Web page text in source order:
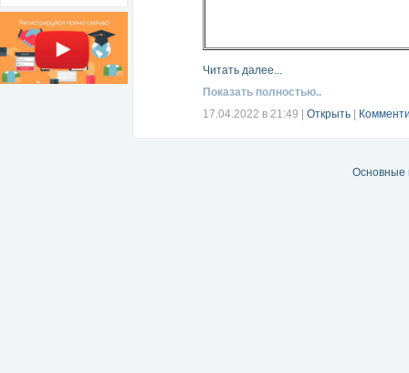
Читать далее...
Показать полностью..
17.04.2022 в 21:49
Открыть
Основные